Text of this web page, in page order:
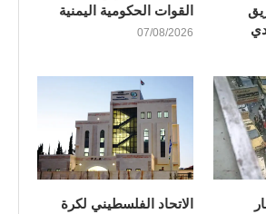
القوات الحكومية اليمنية
07/08/2026
الاتحاد الفلسطيني لكرة